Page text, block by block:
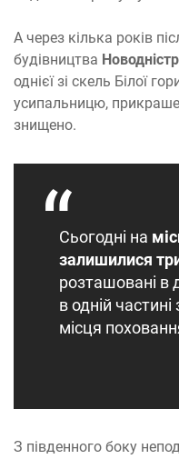
А через кілька років
будівництва
однієї зі скель Білої
усипальницю,
знищено.
Сьогодні на
залишилися
розташовані в
в одній частині
місця
З південного боку